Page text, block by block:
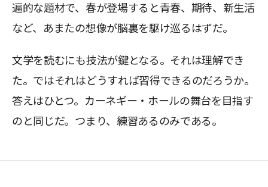
遍的な題材で、春が登場すると青春、期待、新生活
など、あまたの想像が脳裏を駆け巡るはずだ。
文学を読むにも技法が鍵となる。それは理解でき
た。ではそれはどうすれば習得できるのだろうか。
答えはひとつ。カーネギー・ホールの舞台を目指す
のと同じだ。つまり、練習あるのみである。